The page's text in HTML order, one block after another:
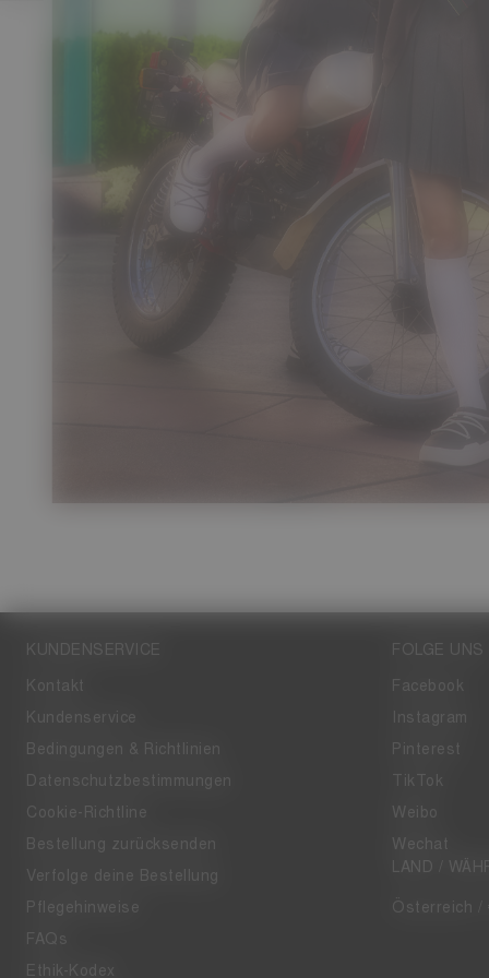
KUNDENSERVICE
Kontakt
Kundenservice
Bedingungen & Richtlinien
Datenschutzbestimmungen
Cookie-Richtline
Bestellung zurücksenden
Verfolge deine Bestellung
Pflegehinweise
FAQs
Ethik-Kodex
FOLGE UNS
Facebook
Instagram
Pinterest
TikTok
Weibo
Wechat
LAND /
Österreich / €